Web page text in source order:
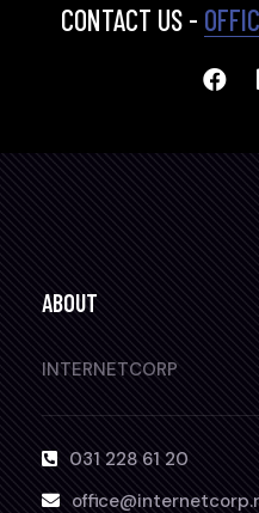
CONTACT US -
ABOUT
INTERNETCORP
031 228 61 20